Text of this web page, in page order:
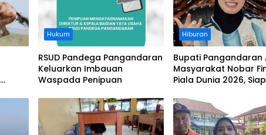
Hukum
RSUD Pandega Pangandaran
Keluarkan Imbauan
Waspada Penipuan
Hiburan
Bupati Pangandaran
Masyarakat Nobar
Piala Dunia 2026,